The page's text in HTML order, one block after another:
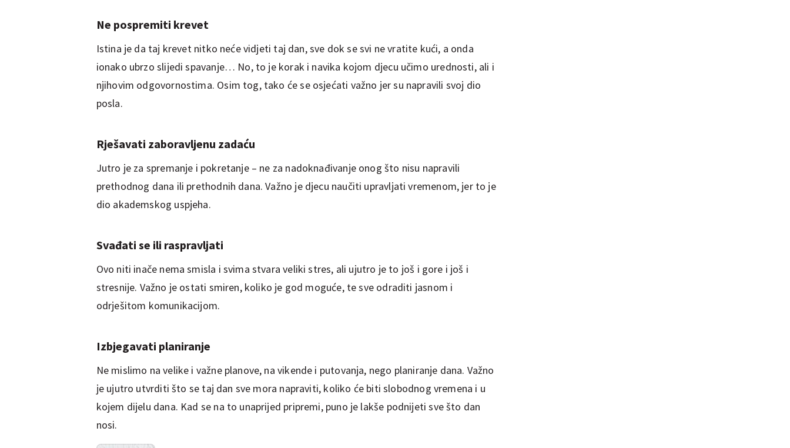
Ne pospremiti krevet
Istina je da taj krevet nitko neće vidjeti taj dan, sve dok se svi ne vratite kući, a onda
ionako ubrzo slijedi spavanje… No, to je korak i navika kojom djecu učimo urednosti, ali i
njihovim odgovornostima. Osim tog, tako će se osjećati važno jer su napravili svoj dio
posla.
Rješavati zaboravljenu zadaću
Jutro je za spremanje i pokretanje – ne za nadoknađivanje onog što nisu napravili
prethodnog dana ili prethodnih dana. Važno je djecu naučiti upravljati vremenom, jer to je
dio akademskog uspjeha.
Svađati se ili raspravljati
Ovo niti inače nema smisla i svima stvara veliki stres, ali ujutro je to još i gore i još i
stresnije. Važno je ostati smiren, koliko je god moguće, te sve odraditi jasnom i
odrješitom komunikacijom.
Izbjegavati planiranje
Ne mislimo na velike i važne planove, na vikende i putovanja, nego planiranje dana. Važno
je ujutro utvrditi što se taj dan sve mora napraviti, koliko će biti slobodnog vremena i u
kojem dijelu dana. Kad se na to unaprijed pripremi, puno je lakše podnijeti sve što dan
nosi.